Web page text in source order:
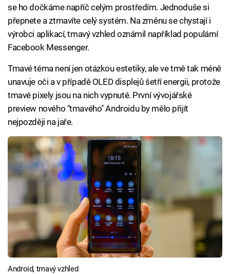
se ho dočkáme napříč celým prostředím. Jednoduše si
přepnete a ztmavíte celý systém. Na změnu se chystají i
výrobci aplikací, tmavý vzhled oznámil například populární
Facebook Messenger.
Tmavé téma není jen otázkou estetiky, ale ve tmě tak méně
unavuje oči a v případě OLED displejů šetří energii, protože
tmavé pixely jsou na nich vypnuté. První vývojářské
preview nového "tmavého" Androidu by mělo přijít
nejpozději na jaře.
Android, tmavý vzhled